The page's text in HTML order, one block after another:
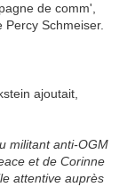
de comm',
Schmeiser.
ajoutait,
militant anti-OGM
et de Corinne
attentive auprès